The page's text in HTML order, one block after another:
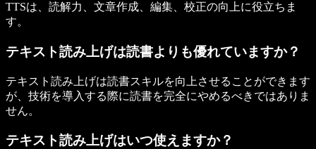
TTSは、読解力、文章作成、編集、校正の向上に役立ちま
す。
テキスト読み上げは読書よりも優れていますか？
テキスト読み上げは読書スキルを向上させることができます
が、技術を導入する際に読書を完全にやめるべきではありま
せん。
テキスト読み上げはいつ使えますか？